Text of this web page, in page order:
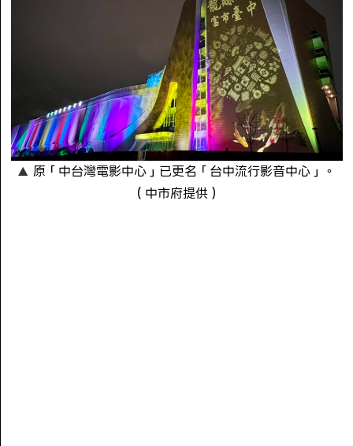
原「中台灣電影中心」已更名「台中流行影音中心」。
（中市府提供）